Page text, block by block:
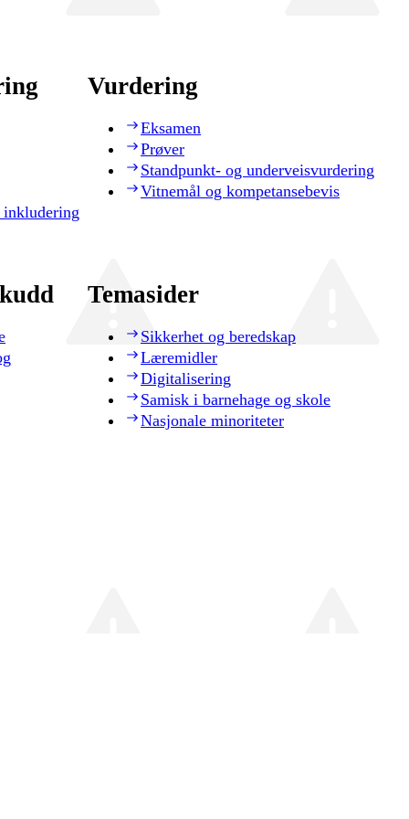
Vurdering
Eksamen
Prøver
Standpunkt- og underveisvurdering
Vitnemål og kompetansebevis
Temasider
Sikkerhet og beredskap
Læremidler
Digitalisering
Samisk i barnehage og skole
Nasjonale minoriteter